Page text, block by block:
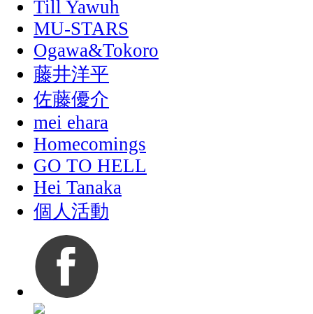
Till Yawuh
MU-STARS
Ogawa&Tokoro
藤井洋平
佐藤優介
mei ehara
Homecomings
GO TO HELL
Hei Tanaka
個人活動